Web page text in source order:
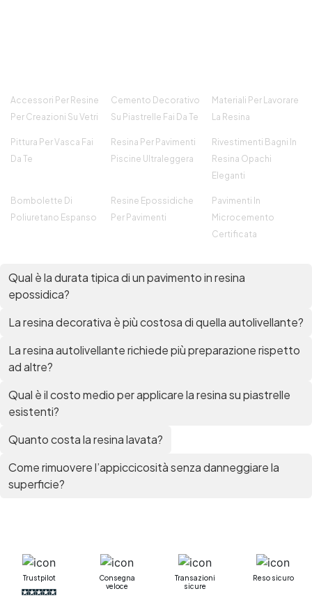
Accessori Per Resine
Per Creazioni Su Vetri
Cemento Decorativo
Su Piastrelle Fai Da Te
Materiali Per Lavorare
La Resina
Pittura Per Vasca Fai
Da Te
Resina Per Pavimenti
Piscine Ultraleggera
Rivestimenti Bagni In
Resina Opachi
Eleganti
Bombolette Di
Poliuretano Espanso
Resine Epossidiche
Per Pavimenti
Pavimenti In
Microcemento
Certificata
Qual è la durata tipica di un pavimento in resina
epossidica?
La resina decorativa è più costosa di quella autolivellante?
La resina autolivellante richiede più preparazione rispetto
ad altre?
Qual è il costo medio per applicare la resina su piastrelle
esistenti?
Quanto costa la resina lavata?
Come rimuovere l’appiccicosità senza danneggiare la
superficie?
Trustpilot
Consegna
veloce
Transazioni
sicure
Reso sicuro